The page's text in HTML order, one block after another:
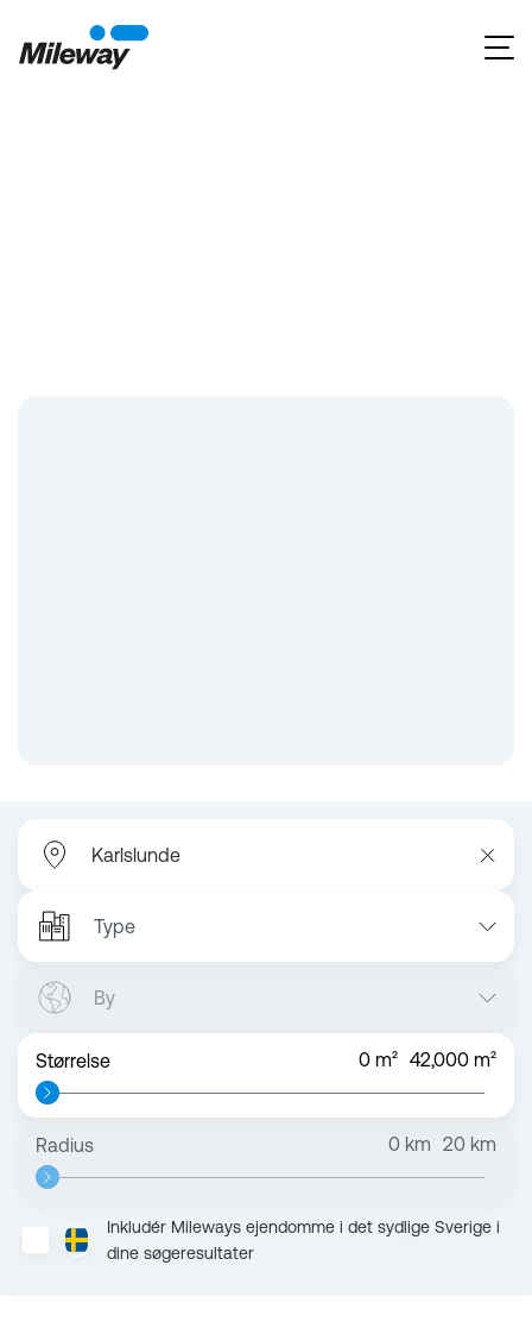
Type
By
Størrelse 0 m² 42,000 m²
Radius 0 km 20 km
Inkludér Mileways ejendomme i det sydlige Sverige i
dine søgeresultater